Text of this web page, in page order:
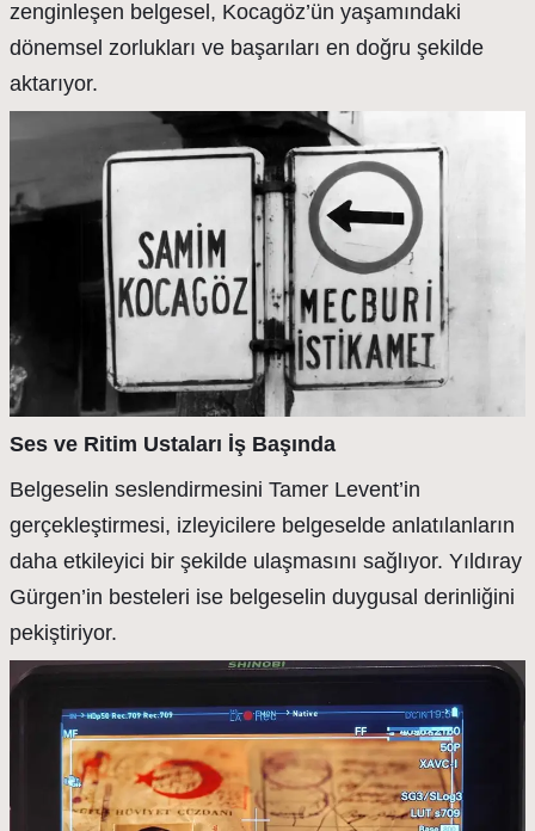
zenginleşen belgesel, Kocagöz’ün yaşamındaki
dönemsel zorlukları ve başarıları en doğru şekilde
aktarıyor.
Ses ve Ritim Ustaları İş Başında
Belgeselin seslendirmesini Tamer Levent’in
gerçekleştirmesi, izleyicilere belgeselde anlatılanların
daha etkileyici bir şekilde ulaşmasını sağlıyor. Yıldıray
Gürgen’in besteleri ise belgeselin duygusal derinliğini
pekiştiriyor.